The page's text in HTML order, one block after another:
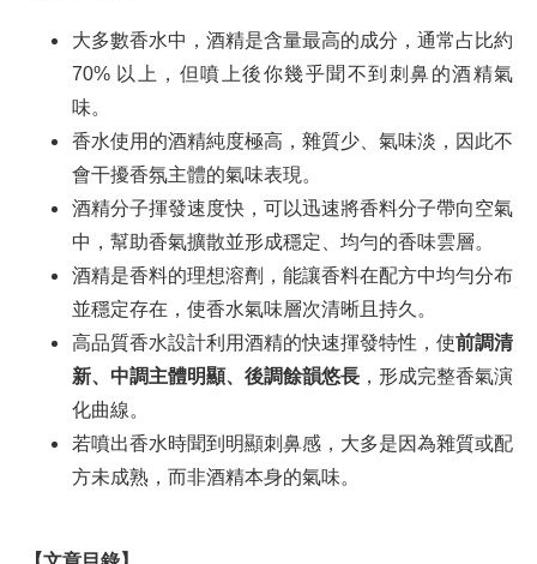
大多數香水中，酒精是含量最高的成分，通常占比約
70% 以上，但噴上後你幾乎聞不到刺鼻的酒精氣
味。
香水使用的酒精純度極高，雜質少、氣味淡，因此不
會干擾香氛主體的氣味表現。
酒精分子揮發速度快，可以迅速將香料分子帶向空氣
中，幫助香氣擴散並形成穩定、均勻的香味雲層。
酒精是香料的理想溶劑，能讓香料在配方中均勻分布
並穩定存在，使香水氣味層次清晰且持久。
高品質香水設計利用酒精的快速揮發特性，使前調清
新、中調主體明顯、後調餘韻悠長 ，形成完整香氣演
化曲線。
若噴出香水時聞到明顯刺鼻感，大多是因為雜質或配
方未成熟，而非酒精本身的氣味。